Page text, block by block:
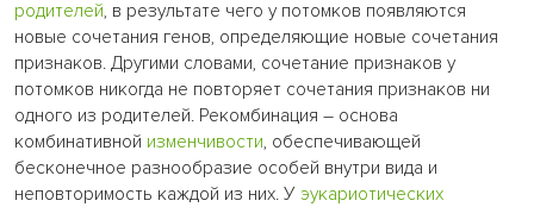
родителей, в результате чего у потомков появляются
новые сочетания генов, определяющие новые сочетания
признаков. Другими словами, сочетание признаков у
потомков никогда не повторяет сочетания признаков ни
одного из родителей. Рекомбинация – основа
комбинативной изменчивости, обеспечивающей
бесконечное разнообразие особей внутри вида и
неповторимость каждой из них. У эукариотических